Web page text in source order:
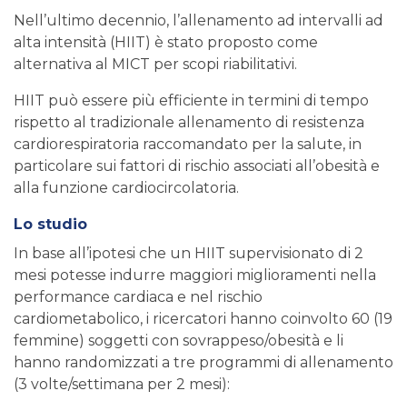
Nell’ultimo decennio, l’allenamento ad intervalli ad
alta intensità (HIIT) è stato proposto come
alternativa al MICT per scopi riabilitativi.
HIIT può essere più efficiente in termini di tempo
rispetto al tradizionale allenamento di resistenza
cardiorespiratoria raccomandato per la salute, in
particolare sui fattori di rischio associati all’obesità e
alla funzione cardiocircolatoria.
Lo studio
In base all’ipotesi che un HIIT supervisionato di 2
mesi potesse indurre maggiori miglioramenti nella
performance cardiaca e nel rischio
cardiometabolico, i ricercatori hanno coinvolto 60 (19
femmine) soggetti con sovrappeso/obesità e li
hanno randomizzati a tre programmi di allenamento
(3 volte/settimana per 2 mesi):